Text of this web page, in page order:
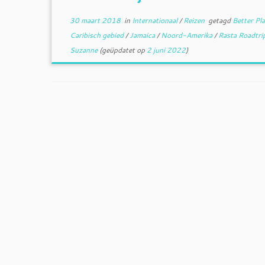
30 maart 2018in Internationaal/Reizen getagdBetter
Caribisch gebied/Jamaica/Noord-Amerika/Rasta
Suzanne(geüpdatet op 2 juni 2022)